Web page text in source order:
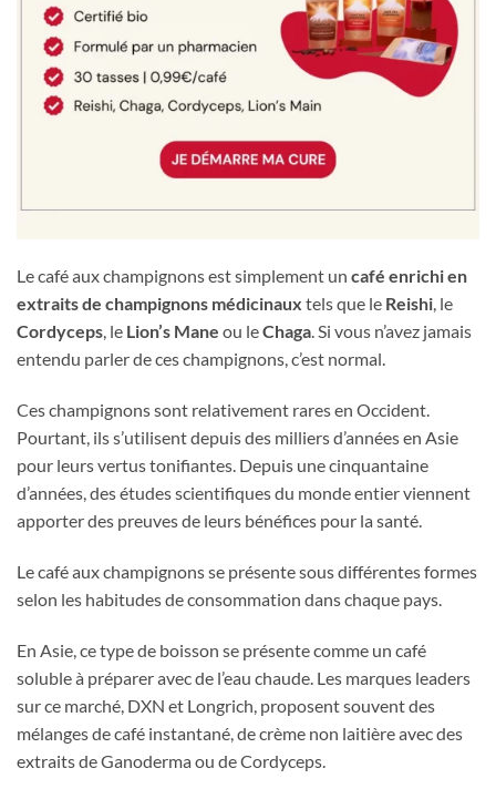
Le café aux champignons est simplement un café enrichi en
extraits de champignons médicinaux tels que le Reishi, le
Cordyceps, le Lion’s Mane ou leChaga. Si vous n’avez jamais
entendu parler de ces champignons, c’est normal.
Ces champignons sont relativement rares en Occident.
Pourtant, ils s’utilisent depuis des milliers d’années en Asie
pour leurs vertus tonifiantes. Depuis une cinquantaine
d’années, des études scientifiques du monde entier viennent
apporter des preuves de leurs bénéfices pour la santé.
Le café aux champignons se présente sous différentes formes
selon les habitudes de consommation dans chaque pays.
En Asie, ce type de boisson se présente comme un café
soluble à préparer avec de l’eau chaude. Les marques leaders
sur ce marché, DXN et Longrich, proposent souvent des
mélanges de café instantané, de crème non laitière avec des
extraits de Ganoderma ou de Cordyceps.